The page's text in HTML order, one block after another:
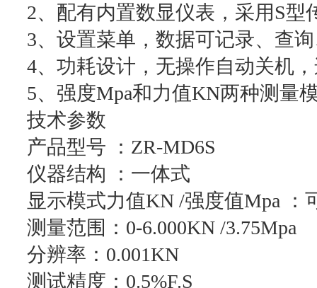
2、配有内置数显仪表，采用S型
3、设置菜单，数据可记录、查
4、功耗设计，无操作自动关机
5、强度Mpa和力值KN两种测量
技术参数
产品型号 ：ZR-MD6S
仪器结构 ：一体式
显示模式力值KN /强度值Mpa ：
测量范围：0-6.000KN /3.75Mpa
分辨率：0.001KN
测试精度：0.5%F.S